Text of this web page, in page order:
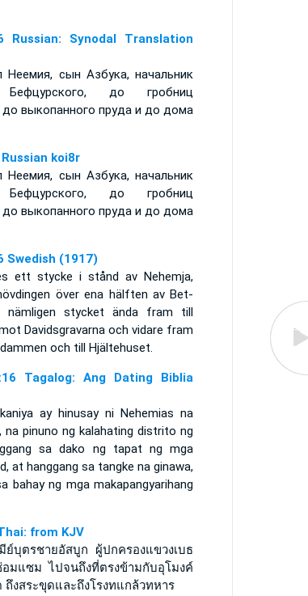
Russian: Synodal Translation
Неемия, сын Азбука, начальник
Бефцурского, до гробниц
выкопанного пруда и до дома
koi8r
Неемия, сын Азбука, начальник
Бефцурского, до гробниц
выкопанного пруда и до дома
Swedish (1917)
ett stycke i stånd av Nehemja,
över ena hälften av Bet-
nämligen stycket ända fram till
Davidsgravarna och vidare fram
och till Hjältehuset.
Tagalog: Ang Dating Biblia
ay hinusay ni Nehemias na
na pinuno ng kalahating distrito ng
sa dako ng tapat ng mga
at hanggang sa tangke na ginawa,
bahay ng mga makapangyarihang
from KJV
ย์บุตรชายอัสบูก ผู้ปกครองแขวงเบธ
อมแซม ไปจนถึงที่ตรงข้ามกับอุโมงค์
ถึงสระขุดและถึงโรงทแกล้วทหาร